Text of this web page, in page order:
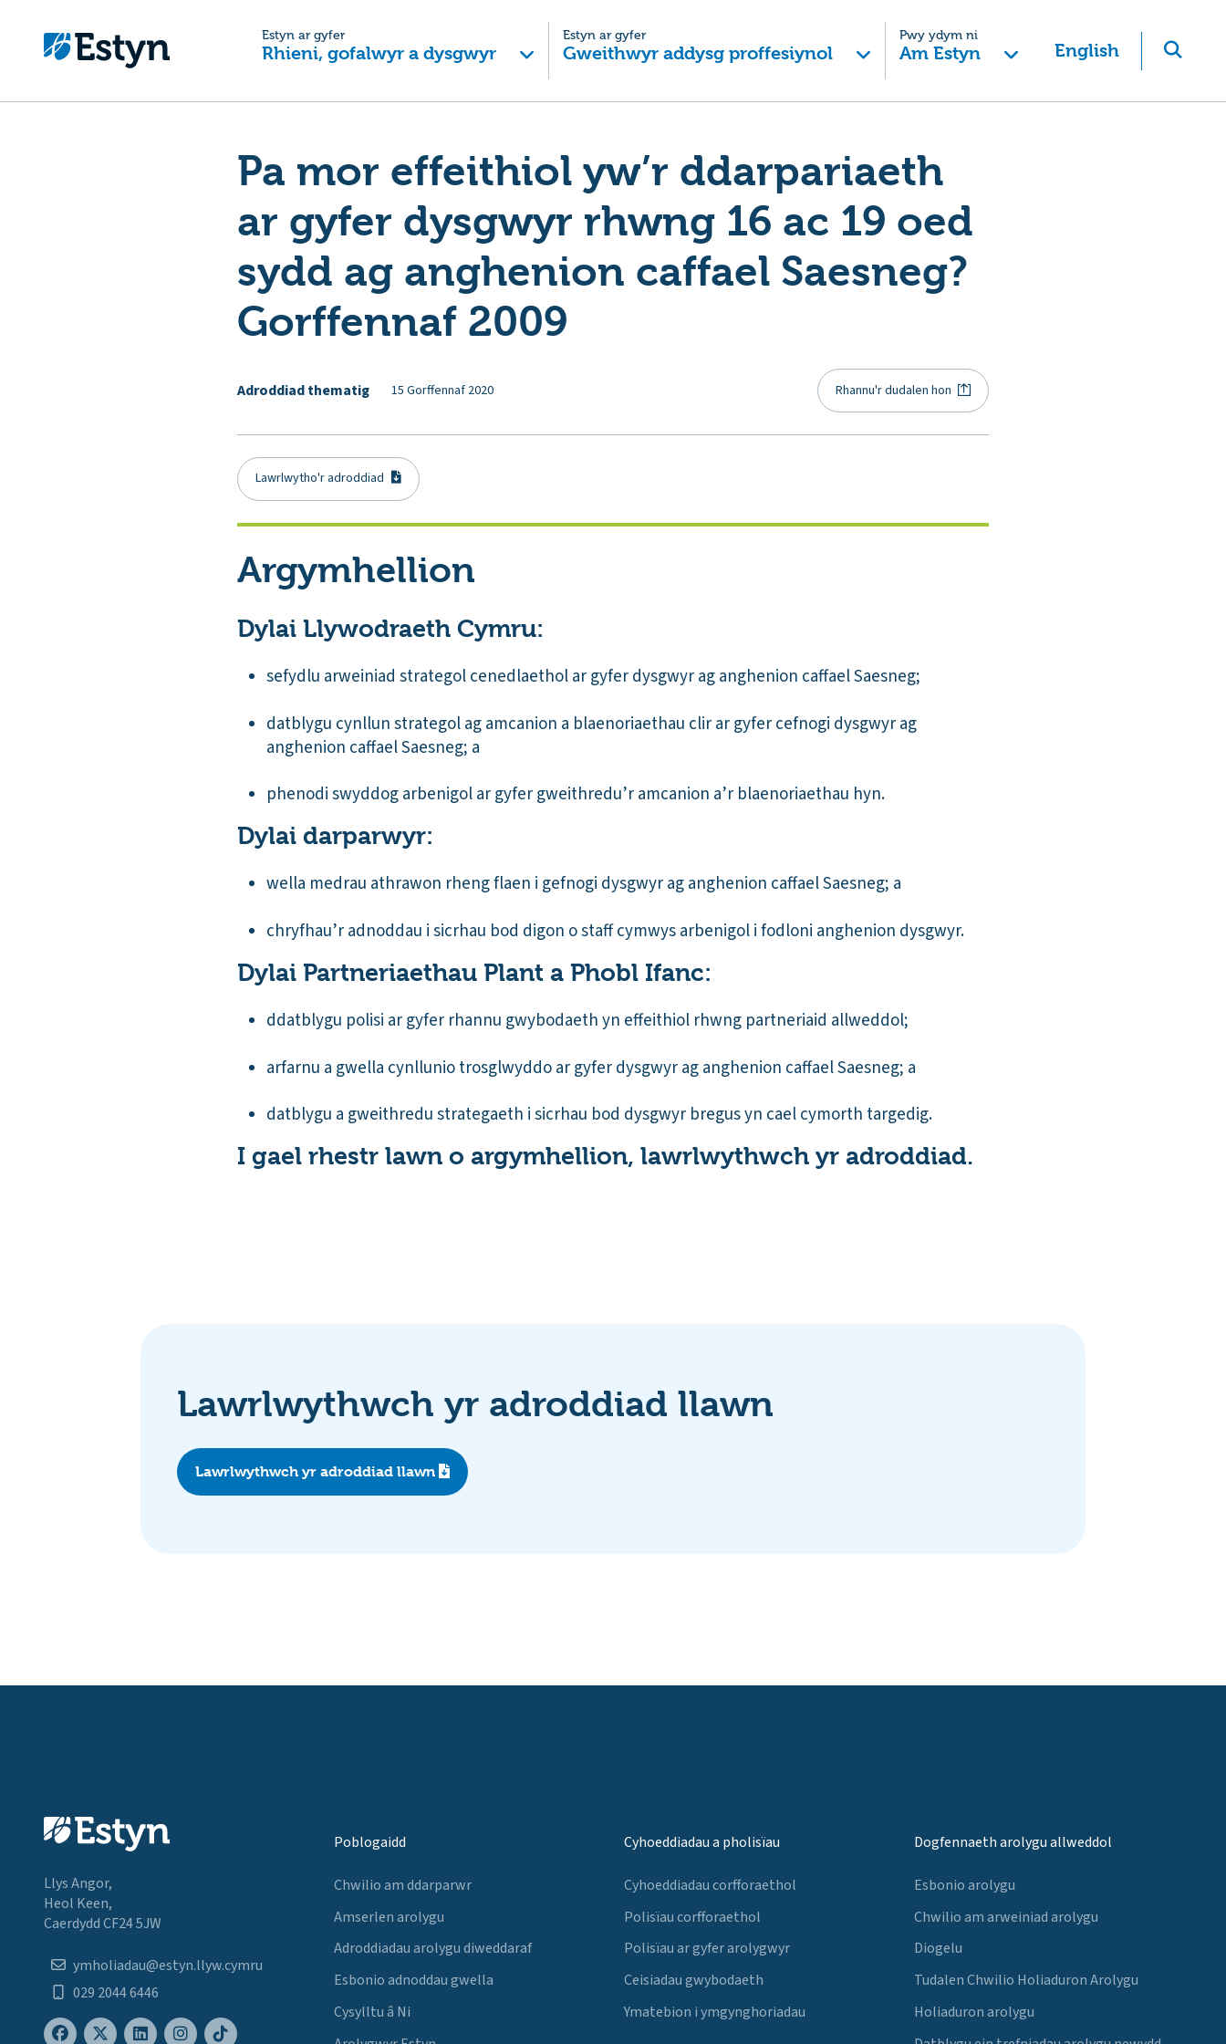
Estyn ar gyfer
Rhieni, gofalwyr a dysgwyr
Estyn ar gyfer
Gweithwyr addysg proffesiynol
Pwy ydym ni
Am Estyn English
Pa mor effeithiol yw’r ddarpariaeth
ar gyfer dysgwyr rhwng 16 ac 19 oed
sydd ag anghenion caffael Saesneg?
Gorffennaf 2009
Adroddiad thematig 15 Gorffennaf 2020 Rhannu'r dudalen hon
Lawrlwytho'r adroddiad
Argymhellion
Dylai Llywodraeth Cymru:
sefydlu arweiniad strategol cenedlaethol ar gyfer dysgwyr ag anghenion caffael Saesneg;
datblygu cynllun strategol ag amcanion a blaenoriaethau clir ar gyfer cefnogi dysgwyr ag
anghenion caffael Saesneg; a
phenodi swyddog arbenigol ar gyfer gweithredu’r amcanion a’r blaenoriaethau hyn.
Dylai darparwyr:
wella medrau athrawon rheng flaen i gefnogi dysgwyr ag anghenion caffael Saesneg; a
chryfhau’r adnoddau i sicrhau bod digon o staff cymwys arbenigol i fodloni anghenion dysgwyr.
Dylai Partneriaethau Plant a Phobl Ifanc:
ddatblygu polisi ar gyfer rhannu gwybodaeth yn effeithiol rhwng partneriaid allweddol;
arfarnu a gwella cynllunio trosglwyddo ar gyfer dysgwyr ag anghenion caffael Saesneg; a
datblygu a gweithredu strategaeth i sicrhau bod dysgwyr bregus yn cael cymorth targedig.
I gael rhestr lawn o argymhellion, lawrlwythwch yr adroddiad.
Lawrlwythwch yr adroddiad llawn
Lawrlwythwch yr adroddiad llawn
Llys Angor,
Heol Keen,
Caerdydd CF24 5JW
ymholiadau@estyn.llyw.cymru
029 2044 6446
Poblogaidd
Chwilio am ddarparwr
Amserlen arolygu
Adroddiadau arolygu diweddaraf
Esbonio adnoddau gwella
Cysylltu â Ni
Cyhoeddiadau a pholisïau
Cyhoeddiadau corfforaethol
Polisïau corfforaethol
Polisïau ar gyfer arolygwyr
Ceisiadau gwybodaeth
Ymatebion i ymgynghoriadau
Dogfennaeth arolygu allweddol
Esbonio arolygu
Chwilio am arweiniad arolygu
Diogelu
Tudalen Chwilio Holiaduron Arolygu
Holiaduron arolygu